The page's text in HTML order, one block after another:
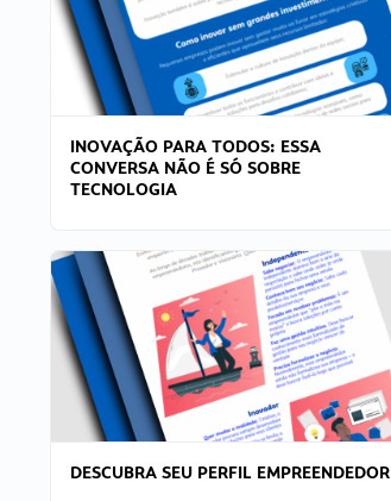
INOVAÇÃO PARA TODOS: ESSA
CONVERSA NÃO É SÓ SOBRE
TECNOLOGIA
DESCUBRA SEU PERFIL EMPREENDEDOR